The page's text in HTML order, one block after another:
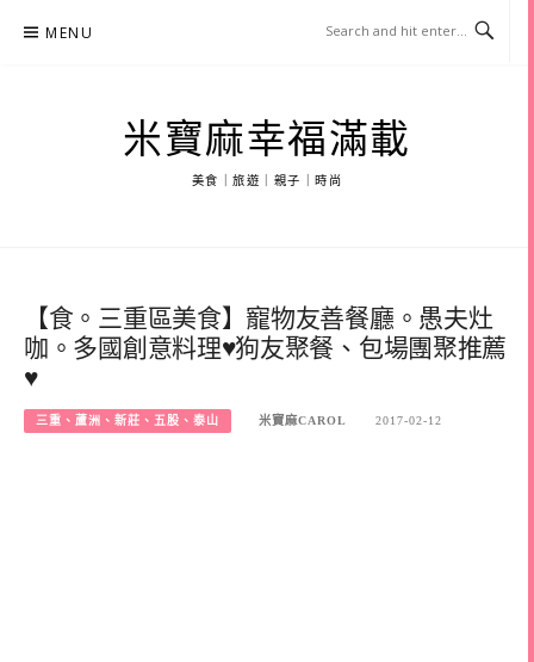
MENU
米寶麻幸福滿載
美食｜旅遊｜親子｜時尚
【食。三重區美食】寵物友善餐廳。愚夫灶
咖。多國創意料理♥狗友聚餐、包場團聚推薦
♥
三重、蘆洲、新莊、五股、泰山 米寶麻CAROL 2017-02-12